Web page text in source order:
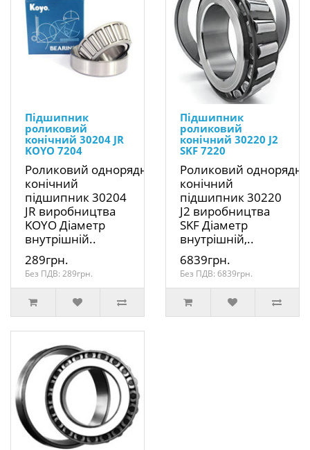
Підшипник
роликовий
конічний 30204 JR
KOYO 7204
Роликовий однорядний
конічний
підшипник 30204
JR виробництва
KOYO Діаметр
внутрішній..
289грн.
Без ПДВ: 289грн.
Підшипник
роликовий
конічний 30220 J2
SKF 7220
Роликовий
конічний
підшипник 30220
J2 виробництва
SKF Діаметр
внутрішній,..
6839грн.
Без ПДВ: 6839грн.